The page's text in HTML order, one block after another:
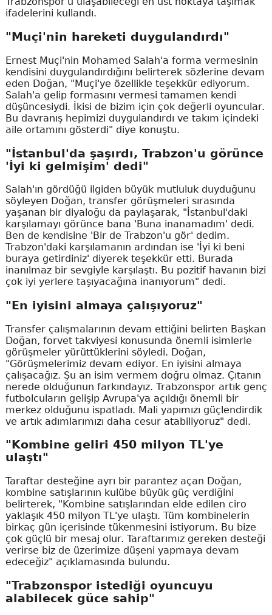
ifadelerini kullandı.
"Muçi'nin hareketi duygulandırdı"
Ernest Muçi'nin Mohamed Salah'a forma vermesinin
kendisini duygulandırdığını belirterek sözlerine devam
eden Doğan, "Muçi'ye özellikle teşekkür ediyorum.
Salah'a gelip formasını vermesi tamamen kendi
düşüncesiydi. İkisi de bizim için çok değerli oyuncular.
Bu davranış hepimizi duygulandırdı ve takım içindeki
aile ortamını gösterdi" diye konuştu.
"İstanbul'da şaşırdı, Trabzon'u görünce
'İyi ki gelmişim' dedi"
Salah'ın gördüğü ilgiden büyük mutluluk duyduğunu
söyleyen Doğan, transfer görüşmeleri sırasında
yaşanan bir diyaloğu da paylaşarak, "İstanbul'daki
karşılamayı görünce bana 'Buna inanamadım' dedi.
Ben de kendisine 'Bir de Trabzon'u gör' dedim.
Trabzon'daki karşılamanın ardından ise 'İyi ki beni
buraya getirdiniz' diyerek teşekkür etti. Burada
inanılmaz bir sevgiyle karşılaştı. Bu pozitif havanın bizi
çok iyi yerlere taşıyacağına inanıyorum" dedi.
"En iyisini almaya çalışıyoruz"
Transfer çalışmalarının devam ettiğini belirten Başkan
Doğan, forvet takviyesi konusunda önemli isimlerle
görüşmeler yürüttüklerini söyledi. Doğan,
"Görüşmelerimiz devam ediyor. En iyisini almaya
çalışacağız. Şu an isim vermem doğru olmaz. Çıtanın
nerede olduğunun farkındayız. Trabzonspor artık genç
futbolcuların gelişip Avrupa'ya açıldığı önemli bir
merkez olduğunu ispatladı. Mali yapımızı güçlendirdik
ve artık adımlarımızı daha cesur atabiliyoruz" dedi.
"Kombine geliri 450 milyon TL'ye
ulaştı"
Taraftar desteğine ayrı bir parantez açan Doğan,
kombine satışlarının kulübe büyük güç verdiğini
belirterek, "Kombine satışlarından elde edilen ciro
yaklaşık 450 milyon TL'ye ulaştı. Tüm kombinelerin
birkaç gün içerisinde tükenmesini istiyorum. Bu bize
çok güçlü bir mesaj olur. Taraftarımız gereken desteği
verirse biz de üzerimize düşeni yapmaya devam
edeceğiz" açıklamasında bulundu.
"Trabzonspor istediği oyuncuyu
alabilecek güce sahip"